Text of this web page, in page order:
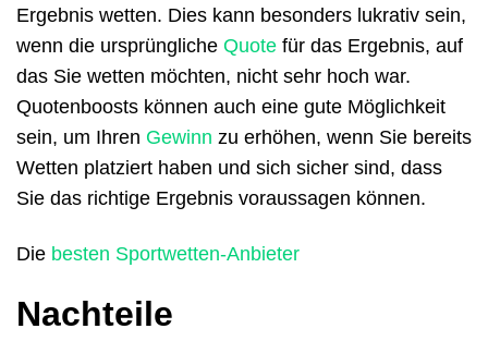
Ergebnis wetten. Dies kann besonders lukrativ sein,
wenn die ursprüngliche Quote für das Ergebnis, auf
das Sie wetten möchten, nicht sehr hoch war.
Quotenboosts können auch eine gute Möglichkeit
sein, um Ihren Gewinn zu erhöhen, wenn Sie bereits
Wetten platziert haben und sich sicher sind, dass
Sie das richtige Ergebnis voraussagen können.
Die besten Sportwetten-Anbieter
Nachteile